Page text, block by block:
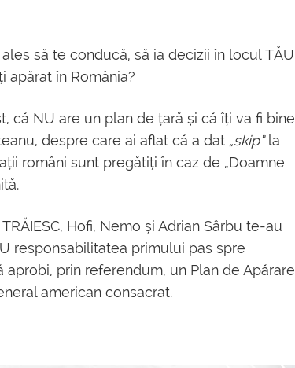
să te conducă, să ia decizii în locul TĂU
apărat în România?
că NU are un plan de țară și că îți va fi bine
despre care ai aflat că a dat „skip”la
români sunt pregătiți în caz de „Doamne
Hofi, Nemo și Adrian Sârbu te-au
responsabilitatea primului pas spre
prin referendum, un Plan de Apărare
american consacrat.